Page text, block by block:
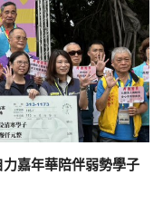
嘉年華陪伴弱勢學子